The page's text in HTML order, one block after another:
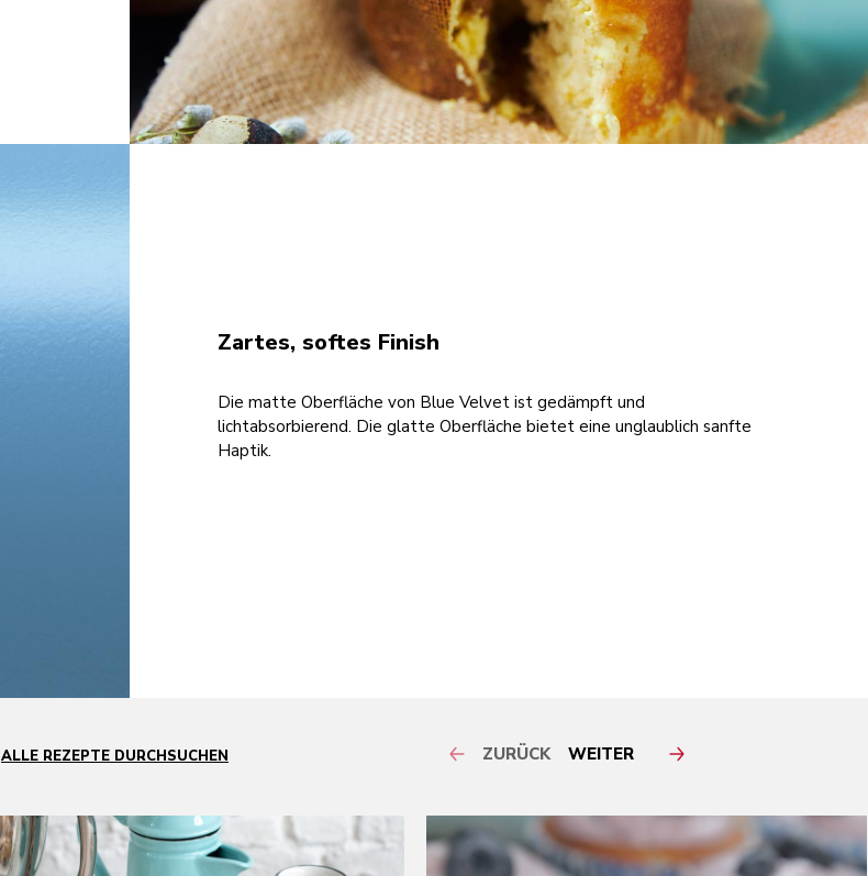
Zartes, softes Finish
Die matte Oberfläche von Blue Velvet ist gedämpft und
lichtabsorbierend. Die glatte Oberfläche bietet eine unglaublich sanfte
Haptik.
ALLE REZEPTE DURCHSUCHEN ZURÜCK WEITER